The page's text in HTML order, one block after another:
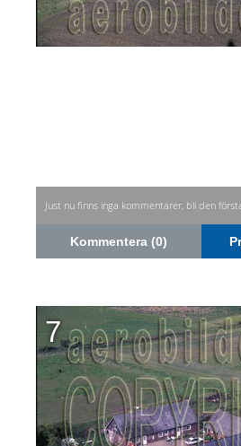
Just nu finns inga kommentarer, bli den
Kommentera (0)
7